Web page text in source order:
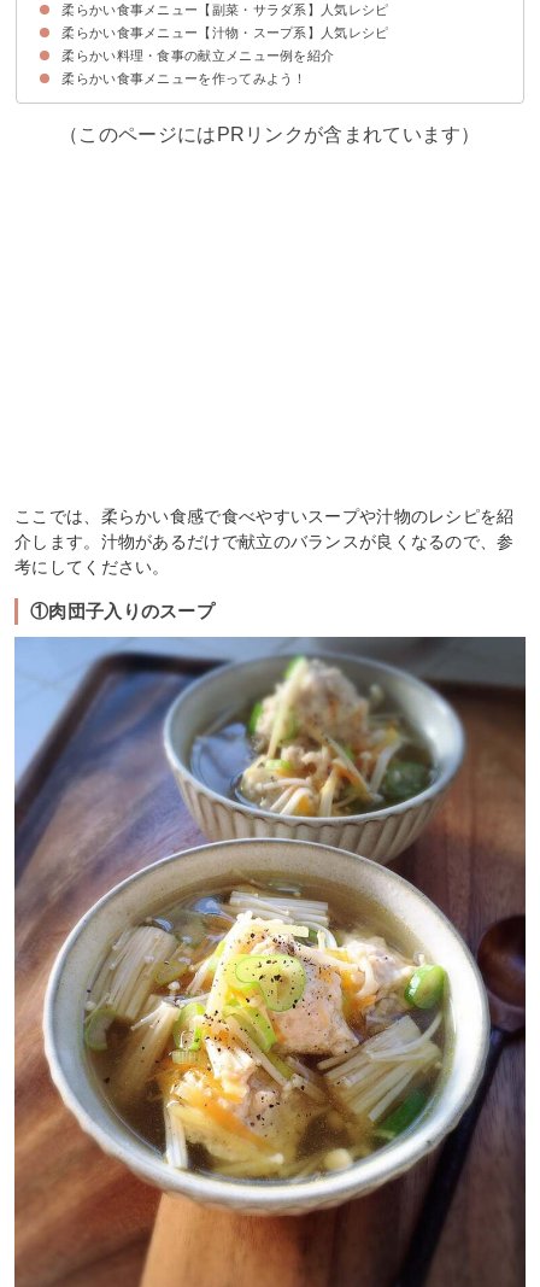
①ご飯が柔らかいドリア
②すき焼き丼
③柔らかい鶏肉の炊き込みご飯
④雑炊
柔らかい食事メニュー【副菜・サラダ系】人気レシピ
①紅白なます
②ごま豆腐
③きんぴらごぼう
④大根ステーキ
⑤かぼちゃの煮物
⑥切り干し大根の煮物
⑦じゃがいもの卵とじ
柔らかい食事メニュー【汁物・スープ系】人気レシピ
①肉団子入りのスープ
②クリームシチュー
③長いもと豆乳のスープ
④冬瓜のスープ
柔らかい料理・食事の献立メニュー例を紹介
①献立メニュー例〜柔らかめの肉で洋食を食べたい人におすすめ〜
②献立メニュー例〜定番和食が食べたい人におすすめ〜
③献立メニュー例〜栄養満点のランチが食べたい人におすすめ〜
柔らかい食事メニューを作ってみよう！
（このページにはPRリンクが含まれています）
ここでは、柔らかい食感で食べやすいスープや汁物のレシピを紹
介します。汁物があるだけで献立のバランスが良くなるので、参
考にしてください。
①肉団子入りのスープ